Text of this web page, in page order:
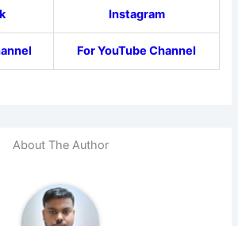
Instagram
For YouTube Channel
About The Author